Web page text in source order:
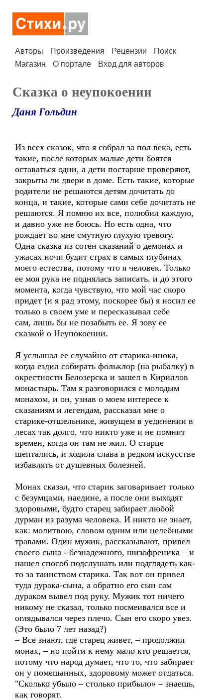
Авторы Произведения Рецензии
Поиск
Магазин
О портале Вход для авторов
Сказка о неупокоении
Даня Гольдин
Из всех сказок, что я собрал за пол века, есть
такие, после которых малые дети боятся
оставаться одни, а дети постарше проверяют,
закрыты ли двери в доме. Есть такие, которые
родители не решаются детям дочитать до
конца, и такие, которые сами себе дочитать не
решаются. Я помню их все, полюбил каждую,
и давно уже не боюсь. Но есть одна, что
рождает во мне смутную глухую тревогу.
Одна сказка из сотен сказаний о демонах и
ужасах ночи будит страх в самых глубинах
моего естества, потому что я человек. Только
ее моя рука не поднялась записать, и до этого
момента, когда чувствую, что мой час скоро
придет (и я рад этому, поскорее бы) я носил ее
только в своем уме и пересказывал себе
сам, лишь бы не позабыть ее. Я зову ее
сказкой о Неупокоении.
Я услышал ее случайно от старика-инока,
когда ездил собирать фольклор (на рыбалку) в
окрестности Белозерска и зашел в Кириллов
монастырь. Там я разговорился с молодым
монахом, и он, узнав о моем интересе к
сказаниям и легендам, рассказал мне о
старике-отшельнике, живущем в уединении в
лесах так долго, что никто уже и не помнит
времен, когда он там не жил. О старце
шептались, и ходила слава в редком искусстве
избавлять от душевных болезней.
Монах сказал, что старик заговаривает только
с безумцами, наедине, а после они выходят
здоровыми, будто старец забирает любой
дурман из разума человека. И никто не знает,
как: молитвою, словом одним или целебными
травами. Один мужик, рассказывают, привел
своего сына - безнадежного, шизофреника – и
нашел способ подслушать или подглядеть как-
то за таинством старика. Так вот он привел
туда дурака-сына, а обратно его сын сам
дураком вывел под руку. Мужик тот ничего
никому не сказал, только посмеивался все и
оглядывался через плечо. Сын его скоро увез.
(Это было 7 лет назад?)
– Все знают, где старец живет, – продолжил
монах, – но пойти к нему мало кто решается,
потому что народ думает, что то, что забирает
он у помешанных, здоровому может отдаться.
"Сколько убыло – столько прибыло» – знаешь,
как говорят.